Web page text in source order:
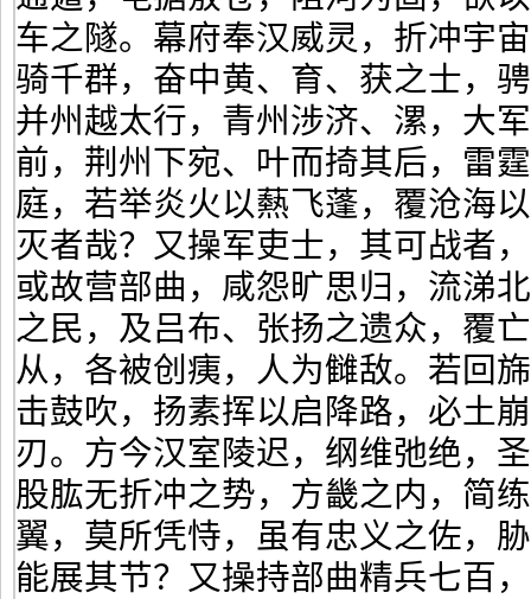
车之隧。幕府奉汉威灵，折冲宇
骑千群，奋中黄、育、获之士，
并州越太行，青州涉济、漯，大
前，荆州下宛、叶而掎其后，雷
庭，若举炎火以爇飞蓬，覆沧海
灭者哉？又操军吏士，其可战者
或故营部曲，咸怨旷思归，流涕
之民，及吕布、张扬之遗众，覆
从，各被创痍，人为雠敌。若回
击鼓吹，扬素挥以启降路，必土
刃。方今汉室陵迟，纲维弛绝，
股肱无折冲之势，方畿之内，简
翼，莫所凭恃，虽有忠义之佐，
能展其节？又操持部曲精兵七百